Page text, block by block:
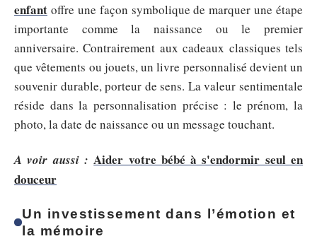
enfant offre une façon symbolique de marquer une étape
importante comme la naissance ou le premier
anniversaire. Contrairement aux cadeaux classiques tels
que vêtements ou jouets, un livre personnalisé devient un
souvenir durable, porteur de sens. La valeur sentimentale
réside dans la personnalisation précise : le prénom, la
photo, la date de naissance ou un message touchant.
A voir aussi : Aider votre bébé à s'endormir seul en
douceur
Un investissement dans l’émotion et
la mémoire